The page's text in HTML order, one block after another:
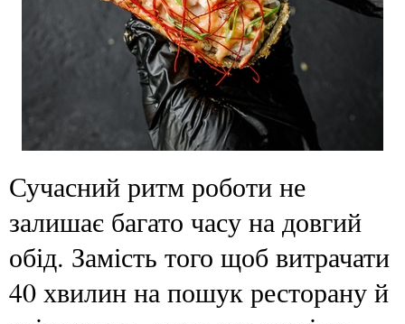
Сучасний ритм роботи не
залишає багато часу на довгий
обід. Замість того щоб витрачати
40 хвилин на пошук ресторану й